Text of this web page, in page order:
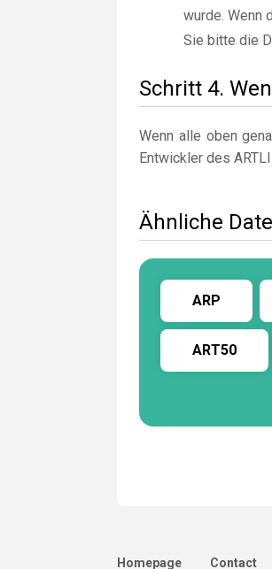
wurde. Wenn
Sie bitte die
Schritt 4.
Wenn alle oben
Entwickler des
Ähnliche
ARP
ART50
Homepage Contact